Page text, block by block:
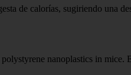
de calorías, sugiriendo una
nanoplastics in